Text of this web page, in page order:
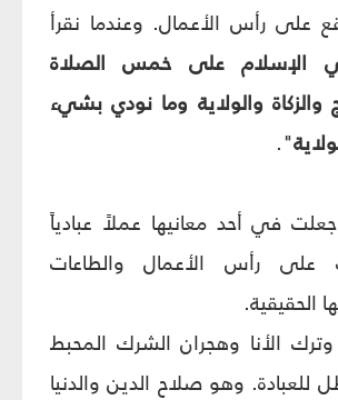
على رأس الأعمال. وعندما نقرأ
الإسلام على خمس الصلاة
والزكاة والولاية وما نودي بشيء
".
جعلت في أحد معانيها عملاً عبادياً
رأس الأعمال والطاعات
الحقيقية.
الأنا وهجران الشرك المحبط
للعبادة. وهو صلاح الدين والدنيا